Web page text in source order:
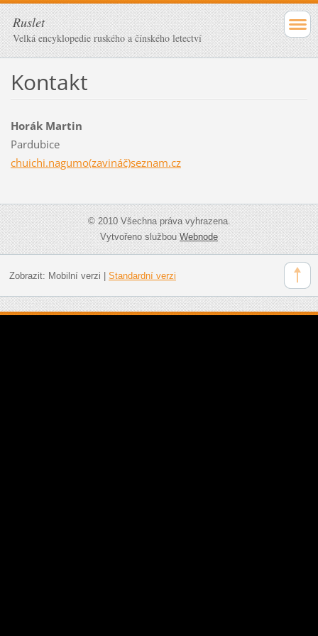
Ruslet
Velká encyklopedie ruského a čínského letectví
Kontakt
Horák Martin
Pardubice
chuichi.nagumo(zavináč)seznam.cz
© 2010 Všechna práva vyhrazena.
Vytvořeno službouWebnode
Zobrazit: Mobilní verzi Standardní verzi